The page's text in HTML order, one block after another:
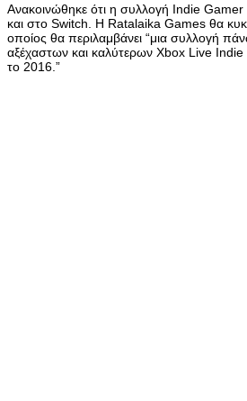
Ανακοινώθηκε ότι η συλλογή Indie
και στο Switch. Η Ratalaika Games θα
οποίος θα περιλαμβάνει “μια συλλογή
αξέχαστων και καλύτερων Xbox Live
το 2016.”